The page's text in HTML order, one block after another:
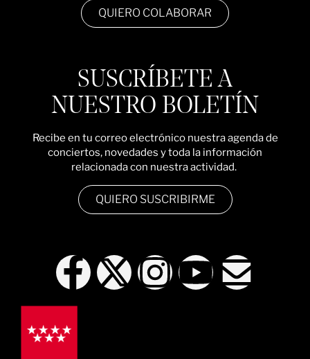
QUIERO COLABORAR
SUSCRÍBETE A
NUESTRO BOLETÍN
Recibe en tu correo electrónico nuestra agenda de
conciertos, novedades y toda la información
relacionada con nuestra actividad.
QUIERO SUSCRIBIRME